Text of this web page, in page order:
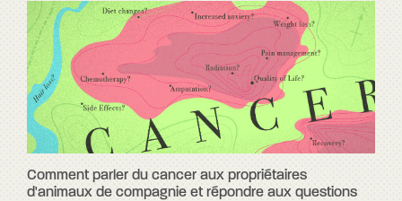
Comment parler du cancer aux propriétaires
d'animaux de compagnie et répondre aux questions